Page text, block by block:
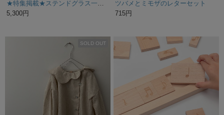
5,300円
ツバメとミモザのレターセット
715円
SOLD OUT